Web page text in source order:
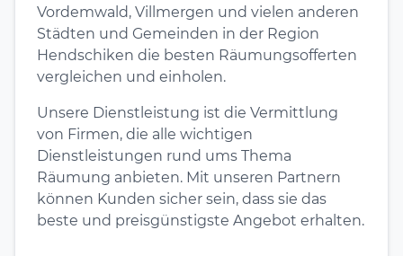
Vordemwald, Villmergen und vielen anderen
Städten und Gemeinden in der Region
Hendschiken die besten Räumungsofferten
vergleichen und einholen.
Unsere Dienstleistung ist die Vermittlung
von Firmen, die alle wichtigen
Dienstleistungen rund ums Thema
Räumung anbieten. Mit unseren Partnern
können Kunden sicher sein, dass sie das
beste und preisgünstigste Angebot erhalten.